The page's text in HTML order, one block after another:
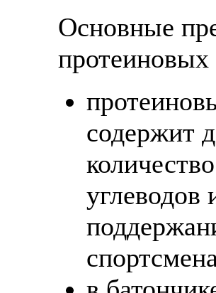
Основные
протеиновых
содержит
углеводов